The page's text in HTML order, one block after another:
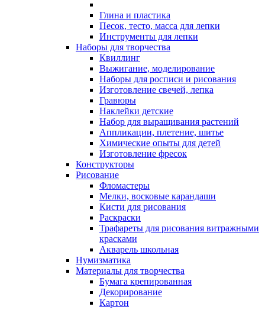
Глина и пластика
Песок, тесто, масса для лепки
Инструменты для лепки
Наборы для творчества
Квиллинг
Выжигание, моделирование
Наборы для росписи и рисования
Изготовление свечей, лепка
Гравюры
Наклейки детские
Набор для выращивания растений
Аппликации, плетение, шитье
Химические опыты для детей
Изготовление фресок
Конструкторы
Рисование
Фломастеры
Мелки, восковые карандаши
Кисти для рисования
Раскраски
Трафареты для рисования витражными
красками
Акварель школьная
Нумизматика
Материалы для творчества
Бумага крепированная
Декорирование
Картон